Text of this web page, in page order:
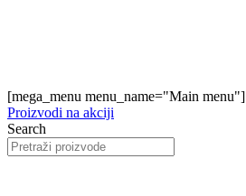
[mega_menu menu_name="Main menu"]
Proizvodi na akciji
Search